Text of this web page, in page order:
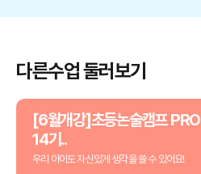
다른수업 둘러보기
[6월개강]초등논술캠프 PRO
14기..
우리 아이도 자신있게 생각을 쓸 수 있어요!